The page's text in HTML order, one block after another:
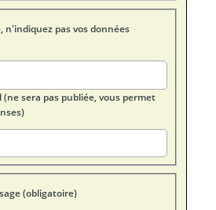
n'indiquez pas vos données
(ne sera pas publiée, vous permet
Texte de votre message (obligatoire)